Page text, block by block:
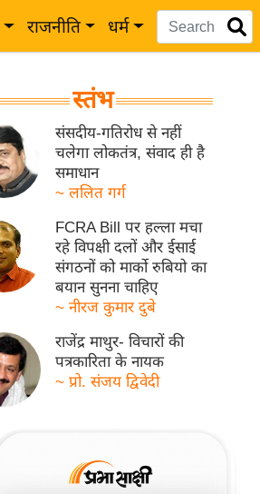
राजनीति धर्म
स्तंभ
संसदीय-गतिरोध से नहीं
चलेगा लोकतंत्र, संवाद ही है
समाधान
~ ललित गर्ग
FCRA Bill पर हल्ला मचा
रहे विपक्षी दलों और ईसाई
संगठनों को मार्को रुबियो का
बयान सुनना चाहिए
~ नीरज कुमार दुबे
राजेंद्र माथुर- विचारों की
पत्रकारिता के नायक
~ प्रो. संजय द्विवेदी